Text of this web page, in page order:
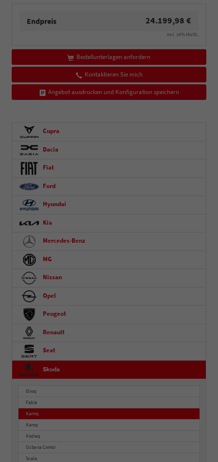
Endpreis 24.199,98 €
incl. 19% MwSt.,
Bestellunterlagen anfordern
Kontaktieren Sie mich
Angebot ausdrucken und Konfiguration speichern
Cupra
Dacia
Fiat
Ford
Hyundai
Kia
Mercedes-Benz
MG
Nissan
Opel
Peugeot
Renault
Seat
Skoda
Elroq
Fabia
Kamiq
Karoq
Kodiaq
Octavia Combi
Scala